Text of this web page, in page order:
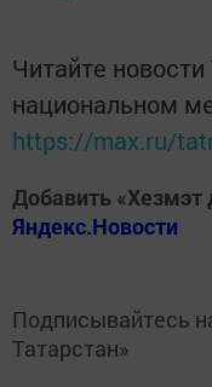
Читайте новости
национальном
https://max.ru/
Добавить «Хезмэт
Яндекс.Новости
Подписывайтесь
Татарстан»